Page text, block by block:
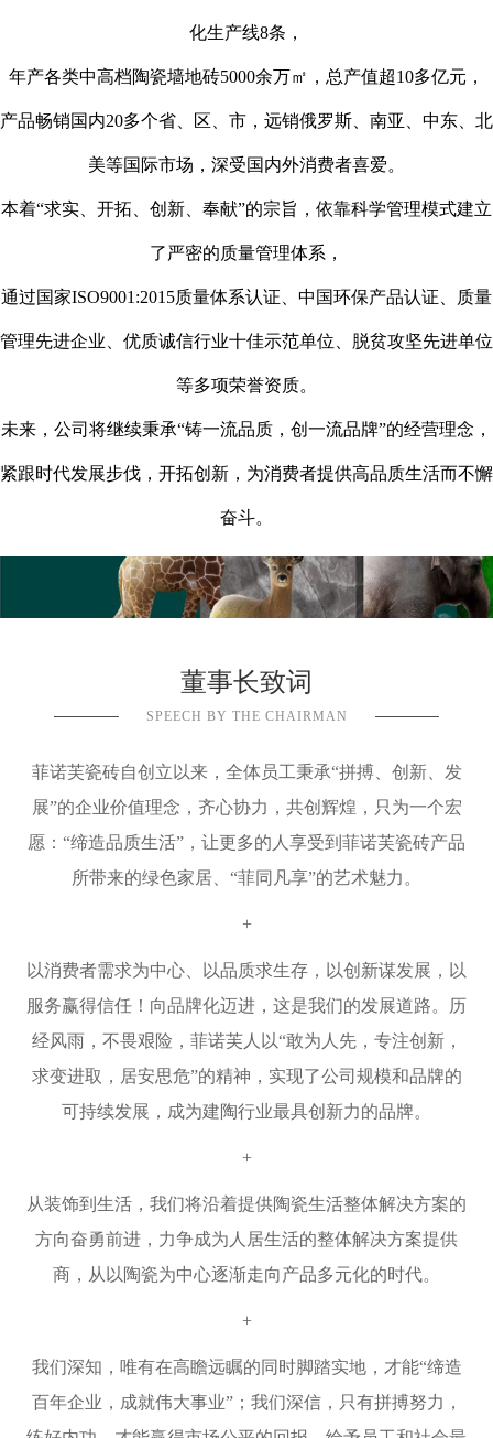
化生产线8条，
年产各类中高档陶瓷墙地砖5000余万㎡，总产值超10多亿元，
产品畅销国内20多个省、区、市，远销俄罗斯、南亚、中东、北
美等国际市场，深受国内外消费者喜爱。
本着“求实、开拓、创新、奉献”的宗旨，依靠科学管理模式建立
了严密的质量管理体系，
通过国家ISO9001:2015质量体系认证、中国环保产品认证、质量
管理先进企业、优质诚信行业十佳示范单位、脱贫攻坚先进单位
等多项荣誉资质。
未来，公司将继续秉承“铸一流品质，创一流品牌”的经营理念，
紧跟时代发展步伐，开拓创新，为消费者提供高品质生活而不懈
奋斗。
董事长致词
SPEECH BY THE CHAIRMAN
菲诺芙瓷砖自创立以来，全体员工秉承“拼搏、创新、发
展”的企业价值理念，齐心协力，共创辉煌，只为一个宏
愿： “缔造品质生活” ，让更多的人享受到菲诺芙瓷砖产品
所带来的绿色家居、 “菲同凡享”的艺术魅力。
+
以消费者需求为中心、以品质求生存，以创新谋发展，以
服务赢得信任！向品牌化迈进，这是我们的发展道路。历
经风雨，不畏艰险，菲诺芙人以“敢为人先，专注创新，
求变进取，居安思危”的精神，实现了公司规模和品牌的
可持续发展，成为建陶行业最具创新力的品牌。
+
从装饰到生活，我们将沿着提供陶瓷生活整体解决方案的
方向奋勇前进，力争成为人居生活的整体解决方案提供
商，从以陶瓷为中心逐渐走向产品多元化的时代。
+
我们深知，唯有在高瞻远瞩的同时脚踏实地，才能“缔造
百年企业，成就伟大事业”；我们深信，只有拼搏努力，